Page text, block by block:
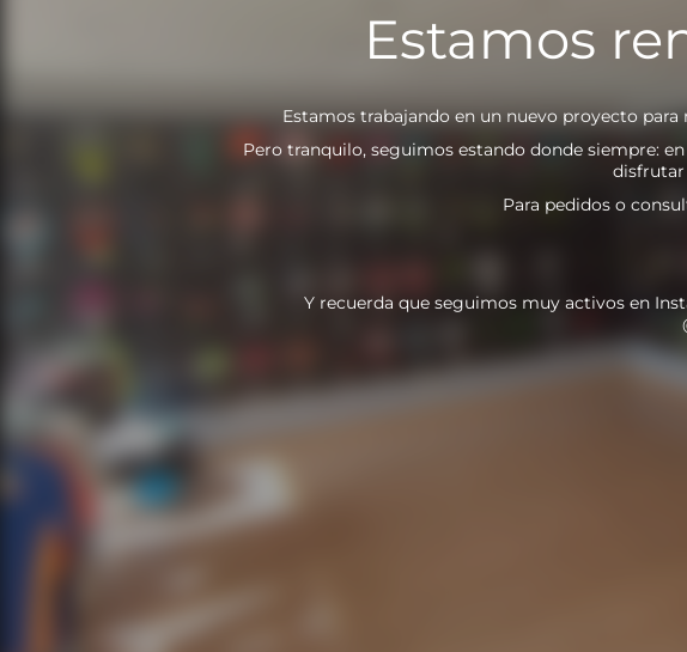
Estamos
Estamos trabajando en un nuevo proyecto
Pero tranquilo, seguimos estando donde siempre:
disfrutar
Para pedidos o
Y recuerda que seguimos muy activos en